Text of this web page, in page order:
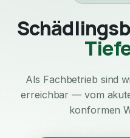
Als Fachbetrieb sind
erreichbar — vom
konformen